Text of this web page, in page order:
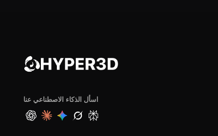
اسأل الذكاء الاصطناعي عنا